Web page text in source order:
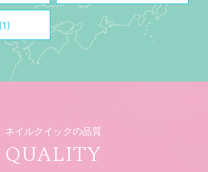
(1)
ネイルクイックの品質
QUALITY